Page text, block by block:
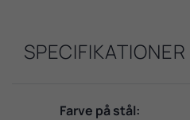
SPECIFIKATIONER
Farve på stål: